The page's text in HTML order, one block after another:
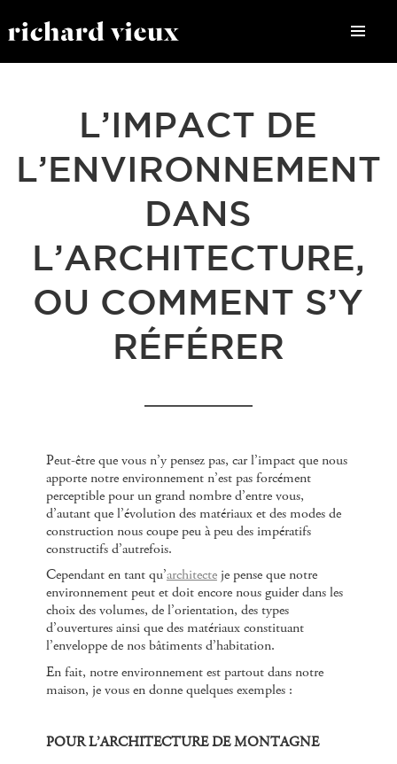
L’IMPACT DE
L’ENVIRONNEMENT
DANS
L’ARCHITECTURE,
OU COMMENT S’Y
RÉFÉRER
Peut-être que vous n’y pensez pas, car l’impact que nous
apporte notre environnement n’est pas forcément
perceptible pour un grand nombre d’entre vous,
d’autant que l’évolution des matériaux et des modes de
construction nous coupe peu à peu des impératifs
constructifs d’autrefois.
Cependant en tant qu’architecteje pense que notre
environnement peut et doit encore nous guider dans les
choix des volumes, de l’orientation, des types
d’ouvertures ainsi que des matériaux constituant
l’enveloppe de nos bâtiments d’habitation.
En fait, notre environnement est partout dans notre
maison, je vous en donne quelques exemples :
POUR L’ARCHITECTURE DE MONTAGNE